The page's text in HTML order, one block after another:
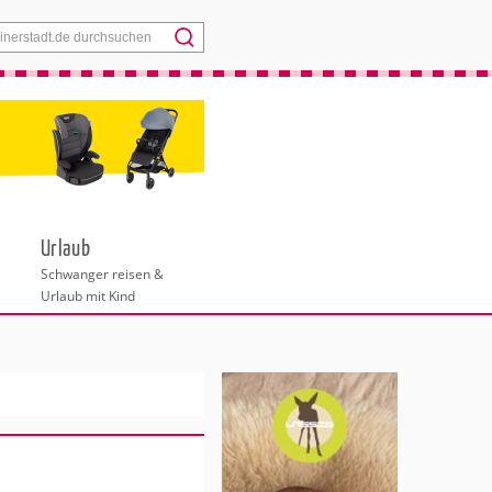
Menü
Urlaub
Schwanger reisen &
Urlaub mit Kind